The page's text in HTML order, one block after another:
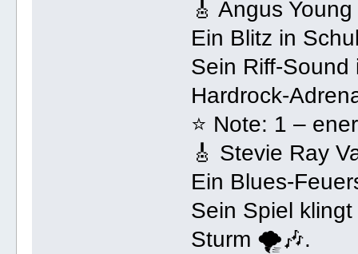
🎸 Angus Young
Ein Blitz in
Sein Riff-
Hardrock-
⭐ Note: 1 –
🎸 Stevie Ray
Ein Blues-
Sein Spiel
Sturm 🌪️🎶.